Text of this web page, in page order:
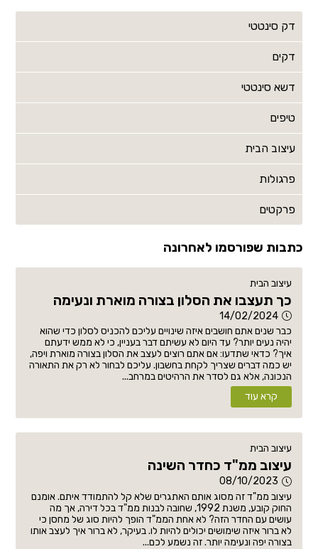
דק סינטטי
דקים
דשא סינטטי
טיפים
עיצוב הבית
פרגולות
פרקטים
כתבות שפורסמו לאחרונה
עיצוב הבית
כך תעצבו את הסלון בצורה מוארת ונעימה
14/02/2024
כבר שנים אתם חושבים איזה שינויים עליכם להכניס לסלון כדי שהוא
יהיה נעים יותר? עד היום לא עשיתם דבר בעניין, כי לא ממש ידעתם
איך? כדאי שתדעו: אם אתם רוצים לעצב את הסלון בצורה מוארת ויפה,
יש כמה דברים שצריך לקחת בחשבון. עליכם לבחור לא רק את התאורה
הנכונה, אלא גם לסדר את הרהיטים במרחב...
קרא עוד
עיצוב הבית
עיצוב ממ"ד כחדר השינה
08/10/2023
עיצוב ממ"ד זה מסוג אותם האתגרים שלא קל להתמודד איתם. אומנם
החוק קובע, משנת 1992, שחובה לבנות ממ"ד בכל דירה, אך מה
עושים עם החדר הזה? לא אחת הממ"ד הופך להיות סוג של מחסן כי
לא ברור איזה שימושים יכולים להיות לו. בעיקר, לא ברור איך לעצב אותו
בצורה יפה ונעימה יותר. זה נשמע לכם...